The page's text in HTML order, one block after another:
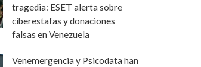
tragedia: ESET alerta sobre
ciberestafas y donaciones
falsas en Venezuela
Venemergencia y Psicodata han